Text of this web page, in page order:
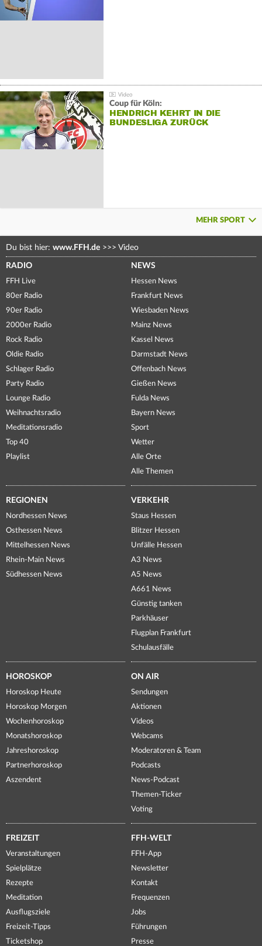
Coup für Köln:
HENDRICH KEHRT IN DIE
BUNDESLIGA ZURÜCK
MEHR SPORT
Du bist hier: www.FFH.de >>> Video
RADIO
FFH Live
80er Radio
90er Radio
2000er Radio
Rock Radio
Oldie Radio
Schlager Radio
Party Radio
Lounge Radio
Weihnachtsradio
Meditationsradio
Top 40
Playlist
NEWS
Hessen News
Frankfurt News
Wiesbaden News
Mainz News
Kassel News
Darmstadt News
Offenbach News
Gießen News
Fulda News
Bayern News
Sport
Wetter
Alle Orte
Alle Themen
REGIONEN
Nordhessen News
Osthessen News
Mittelhessen News
Rhein-Main News
Südhessen News
VERKEHR
Staus Hessen
Blitzer Hessen
Unfälle Hessen
A3 News
A5 News
A661 News
Günstig tanken
Parkhäuser
Flugplan Frankfurt
Schulausfälle
HOROSKOP
Horoskop Heute
Horoskop Morgen
Wochenhoroskop
Monatshoroskop
Jahreshoroskop
Partnerhoroskop
Aszendent
ON AIR
Sendungen
Aktionen
Videos
Webcams
Moderatoren & Team
Podcasts
News-Podcast
Themen-Ticker
Voting
FREIZEIT
Veranstaltungen
Spielplätze
Rezepte
Meditation
Ausflugsziele
Freizeit-Tipps
Ticketshop
FFH-WELT
FFH-App
Newsletter
Kontakt
Frequenzen
Jobs
Führungen
Presse